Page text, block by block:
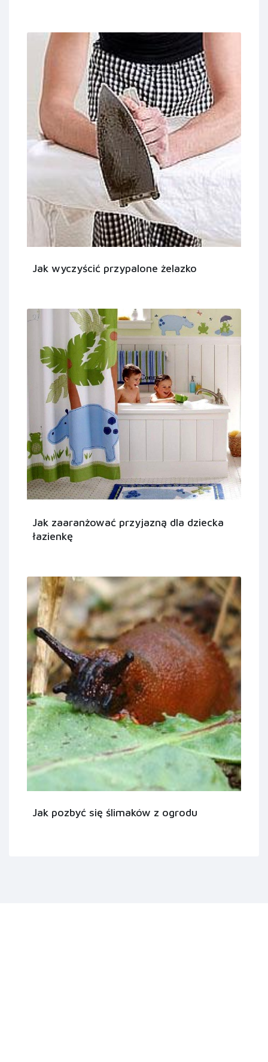
Jak wyczyścić przypalone żelazko
Jak zaaranżować przyjazną dla dziecka
łazienkę
Jak pozbyć się ślimaków z ogrodu